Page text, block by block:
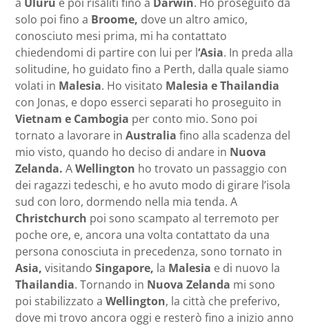
solo poi fino a Broome, dove un altro amico,
conosciuto mesi prima, mi ha contattato
chiedendomi di partire con lui per l‘Asia. In preda alla
solitudine, ho guidato fino a Perth, dalla quale siamo
volati in Malesia. Ho visitato Malesia e Thailandia
con Jonas, e dopo esserci separati ho proseguito in
Vietnam e Cambogia per conto mio. Sono poi
tornato a lavorare in Australia fino alla scadenza del
mio visto, quando ho deciso di andare in Nuova
Zelanda. AWellington ho trovato un passaggio con
dei ragazzi tedeschi, e ho avuto modo di girare l’isola
sud con loro, dormendo nella mia tenda. A
Christchurch poi sono scampato al terremoto per
poche ore, e, ancora una volta contattato da una
persona conosciuta in precedenza, sono tornato in
Asia, visitando Singapore, la Malesia e di nuovo la
Thailandia. Tornando in Nuova Zelanda mi sono
poi stabilizzato a Wellington, la città che preferivo,
dove mi trovo ancora oggi e resterò fino a inizio anno